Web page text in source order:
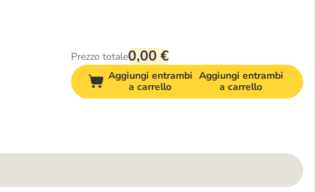
Prezzo totale0,00 €
Aggiungi entrambi
a carrello
Aggiungi entrambi
a carrello